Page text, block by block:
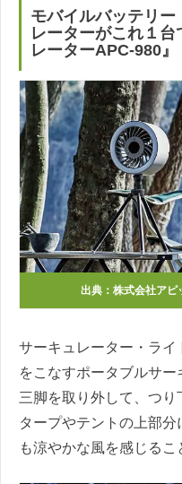
モバイルバッテリ
レーターがこれ１
レーターAPC-980』
出典： 株式会社アピ
サーキュレーター・ラ
をこなすポータブルサー
三脚を取り外して、つり
タープやテントの上部
も涼やかな風を感じるこ